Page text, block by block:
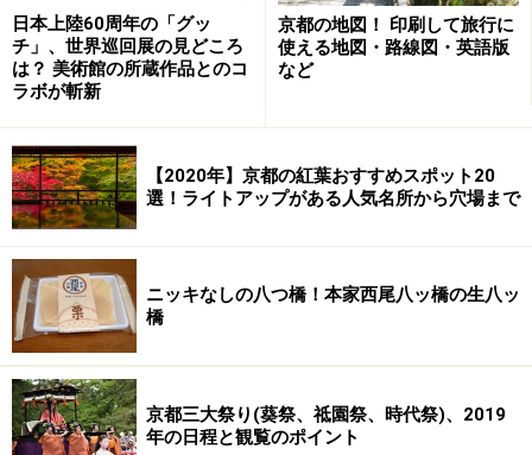
くと、平野神社境内が見えてきます。
3月下旬～4月上旬にかけての華やかな平野神社境内(2016年3
月31日撮影)
平野神社には、現在、約400本、60種類の桜が植えら
れ、3月中旬から4月下旬頃にかけて、1ヶ月半もの間、
様々な桜の花が楽しめます。桜は生命力を高める象徴と
して平安時代から植樹されてきたそうです。
平安時代には貴族たちが、そして、江戸時代になると庶
日本上陸60周年の「グッ
チ」、世界巡回展の見どころ
は？ 美術館の所蔵作品とのコ
ラボが斬新
京都の地図！ 印刷して旅行に
使える地図・路線図・英語版
など
【2020年】京都の紅葉おすすめスポット20
選！ライトアップがある人気名所から穴場まで
ニッキなしの八つ橋！本家西尾八ッ橋の生八ッ
橋
京都三大祭り(葵祭、祗園祭、時代祭)、2019
年の日程と観覧のポイント